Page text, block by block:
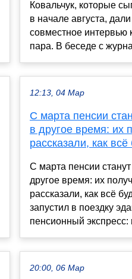
Ковальчук, которые
в начале августа,
совместное интервью
пара. В беседе с
12:13, 04 Мар
С марта пенсии
в другое время: их
рассказали, как всё
С марта пенсии станут
другое время: их
рассказали, как всё
запустил в поездку
пенсионный экспресс:
20:00, 06 Мар